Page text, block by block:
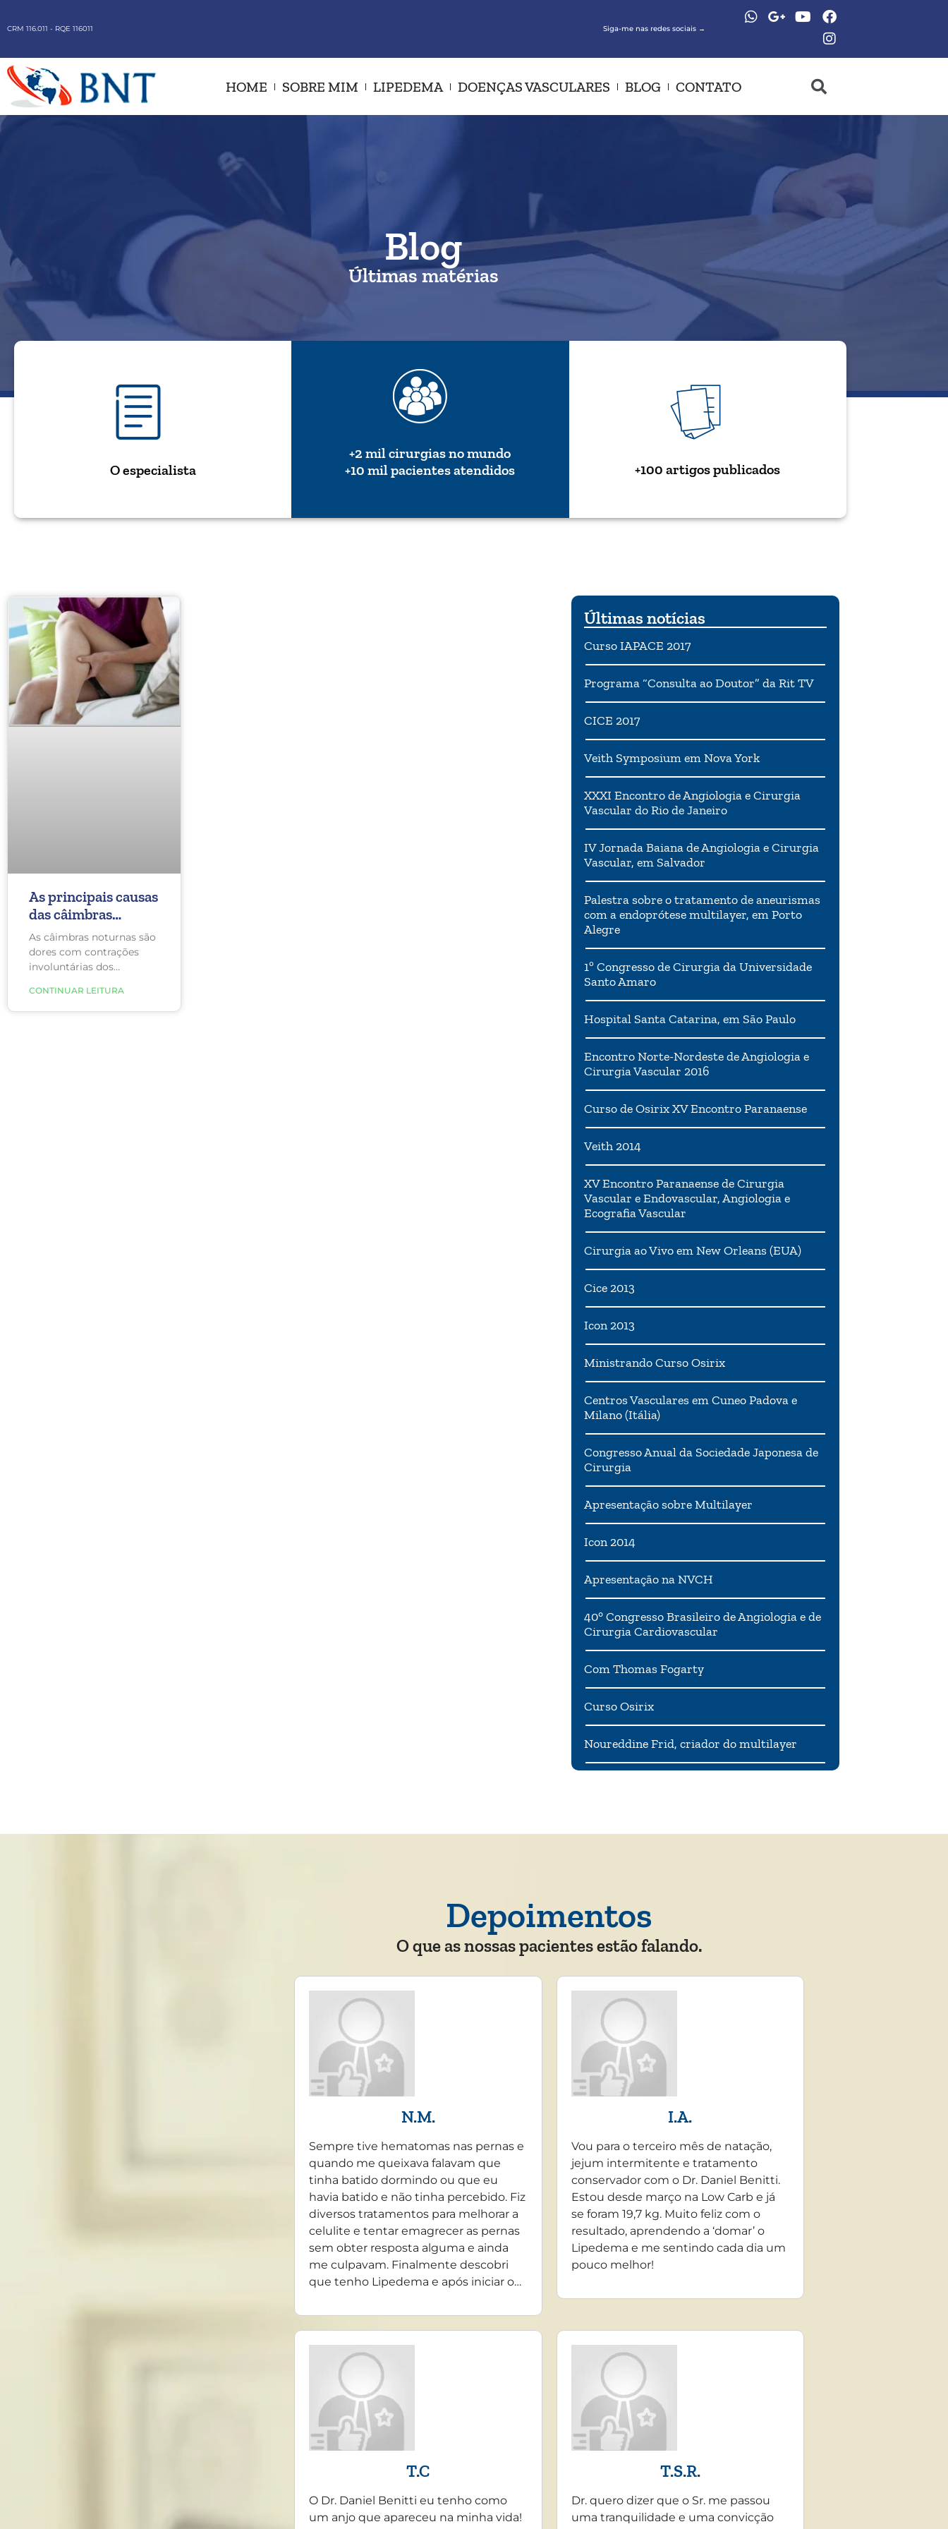
CRM 116.011 - RQE 116011 Siga-me nas redes sociais →
HOME SOBRE MIM LIPEDEMA DOENÇAS VASCULARES BLOG CONTATO
Blog
Últimas matérias
O especialista
+2 mil cirurgias no mundo
+10 mil pacientes atendidos
+100 artigos publicados
As principais causas
das câimbras
noturnas
As câimbras noturnas são
dores com contrações
involuntárias dos
principalmente das
panturrilhas, que
CONTINUAR LEITURA
Últimas notícias
Curso IAPACE 2017
Programa “Consulta ao Doutor” da Rit TV
CICE 2017
Veith Symposium em Nova York
XXXI Encontro de Angiologia e Cirurgia
Vascular do Rio de Janeiro
IV Jornada Baiana de Angiologia e Cirurgia
Vascular, em Salvador
Palestra sobre o tratamento de aneurismas
com a endoprótese multilayer, em Porto
Alegre
1º Congresso de Cirurgia da Universidade
Santo Amaro
Hospital Santa Catarina, em São Paulo
Encontro Norte-Nordeste de Angiologia e
Cirurgia Vascular 2016
Curso de Osirix XV Encontro Paranaense
Veith 2014
XV Encontro Paranaense de Cirurgia
Vascular e Endovascular, Angiologia e
Ecografia Vascular
Cirurgia ao Vivo em New Orleans (EUA)
Cice 2013
Icon 2013
Ministrando Curso Osirix
Centros Vasculares em Cuneo Padova e
Milano (Itália)
Congresso Anual da Sociedade Japonesa de
Cirurgia
Apresentação sobre Multilayer
Icon 2014
Apresentação na NVCH
40° Congresso Brasileiro de Angiologia e de
Cirurgia Cardiovascular
Com Thomas Fogarty
Curso Osirix
Noureddine Frid, criador do multilayer
Depoimentos
O que as nossas pacientes estão falando.
N.M.
Sempre tive hematomas nas pernas e
quando me queixava falavam que
tinha batido dormindo ou que eu
havia batido e não tinha percebido. Fiz
diversos tratamentos para melhorar a
celulite e tentar emagrecer as pernas
sem obter resposta alguma e ainda
me culpavam. Finalmente descobri
que tenho Lipedema e após iniciar o…
I.A.
Vou para o terceiro mês de natação,
jejum intermitente e tratamento
conservador com o Dr. Daniel Benitti.
Estou desde março na Low Carb e já
se foram 19,7 kg. Muito feliz com o
resultado, aprendendo a ‘domar’ o
Lipedema e me sentindo cada dia um
pouco melhor!
T.C
O Dr. Daniel Benitti eu tenho como
um anjo que apareceu na minha vida!
T.S.R.
Dr. quero dizer que o Sr. me passou
uma tranquilidade e uma convicção